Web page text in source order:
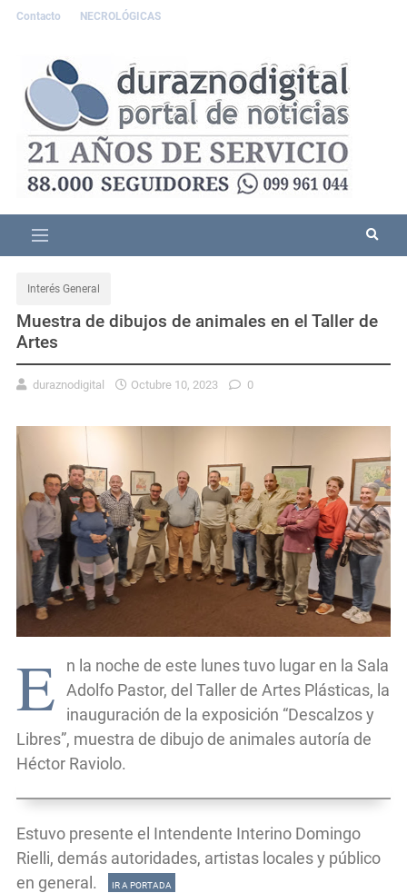
Contacto NECROLÓGICAS
Interés General
Muestra de dibujos de animales en el Taller de
Artes
duraznodigital Octubre 10, 2023 0
E
n la noche de este lunes tuvo lugar en la Sala
Adolfo Pastor, del Taller de Artes Plásticas, la
inauguración de la exposición “Descalzos y
Libres”, muestra de dibujo de animales autoría de
Héctor Raviolo.
Estuvo presente el Intendente Interino Domingo
Rielli, demás autoridades, artistas locales y público
en general.
IR A PORTADA